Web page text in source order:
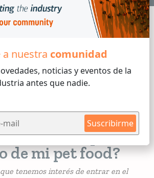
a nuestra comunidad
noticias y eventos de la
antes que nadie.
Suscribirme
de la Fuente Blanquet
2023
las bases para el
de mi pet food?
tenemos interés de entrar en el